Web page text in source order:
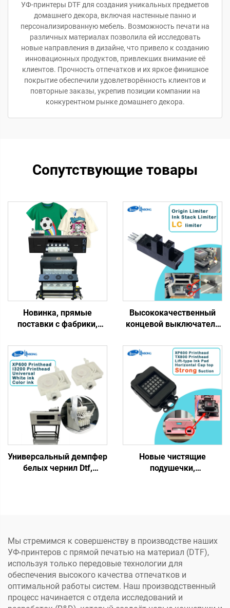
УФ-принтеры DTF для создания уникальных предметов
домашнего декора, включая настенные панно и
персонализированную мебель. Возможность печати на
различных материалах позволила ей исследовать
новые направления в дизайне, что привело к созданию
инновационных продуктов, привлекших внимание её
клиентов. Прочность отпечатков и их яркое финишное
покрытие обеспечили удовлетворённость клиентов и
повторные заказы, укрепив позиции компании на
конкурентном рынке домашнего декора.
Сопутствующие товары
Новинка, прямые
поставки с фабрики,
см, 1 год гарантии,
полностью
автоматическая
термопечать для
футболок и тканей
Высококачественный
концевой выключатель
HR, датчик
ограничителя, запасная
часть для струйного
принтера, датчик
позиционирования для
принтера DTF,
экосольвентного и УФ
принтера DTF
Универсальный демпфер
белых чернил Dtf,
головами Xp600, I3200,
5113, 4720
Новые чистящие
подушечки,
печати
Мы стремимся к совершенству в производстве наших
УФ-принтеров с прямой печатью на материал (DTF),
используя только передовые технологии для
обеспечения высокого качества отпечатков и
оптимальной работы систем. Наш производственный
процесс начинается с отдела исследований и